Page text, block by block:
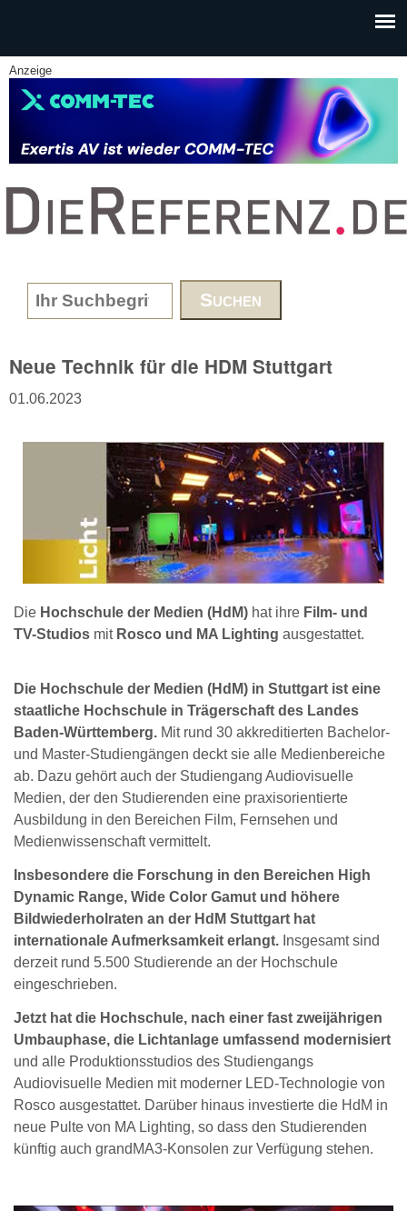
Anzeige
www.DieReferenz.de
Search form
Neue Technik für die HDM Stuttgart
01.06.2023
Die Hochschule der Medien (HdM) hat ihre Film- und
TV-Studios mit Rosco und MA Lighting ausgestattet.
Die Hochschule der Medien (HdM) in Stuttgart ist eine
staatliche Hochschule in Trägerschaft des Landes
Baden-Württemberg. Mit rund 30 akkreditierten Bachelor-
und Master-Studiengängen deckt sie alle Medienbereiche
ab. Dazu gehört auch der Studiengang Audiovisuelle
Medien, der den Studierenden eine praxisorientierte
Ausbildung in den Bereichen Film, Fernsehen und
Medienwissenschaft vermittelt.
Insbesondere die Forschung in den Bereichen High
Dynamic Range, Wide Color Gamut und höhere
Bildwiederholraten an der HdM Stuttgart hat
internationale Aufmerksamkeit erlangt. Insgesamt sind
derzeit rund 5.500 Studierende an der Hochschule
eingeschrieben.
Jetzt hat die Hochschule, nach einer fast zweijährigen
Umbauphase, die Lichtanlage umfassend modernisiert
und alle Produktionsstudios des Studiengangs
Audiovisuelle Medien mit moderner LED-Technologie von
Rosco ausgestattet. Darüber hinaus investierte die HdM in
neue Pulte von MA Lighting, so dass den Studierenden
künftig auch grandMA3-Konsolen zur Verfügung stehen.